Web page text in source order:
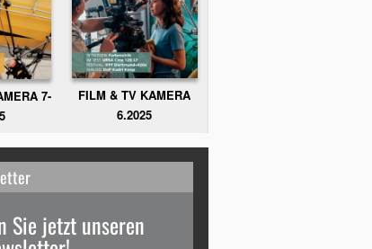
7-
FILM & TV KAMERA
6.2025
Sie jetzt unseren